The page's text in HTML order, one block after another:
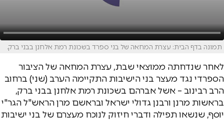
תמונה בדף הבית: עצרת המחאה של בני ספרד בשכונת רמת אלחנן בבני ברק.
לאחר שנדחתה ממוצאי שבת, עצרת המחאה של הציבור
הספרדי נגד מעצר בני הישיבות התקיימה הערב (שני) ברחוב
הרב רבינוב – אשל אברהם בשכונת רמת אלחנן בבני ברק,
בראשות מרנן ורבנן גדולי ישראל ובראשם מרן הראש"ל הגר"י
יוסף, שנשאו תפילה ודברי חיזוק לנוכח מעצרם של בני ישיבות